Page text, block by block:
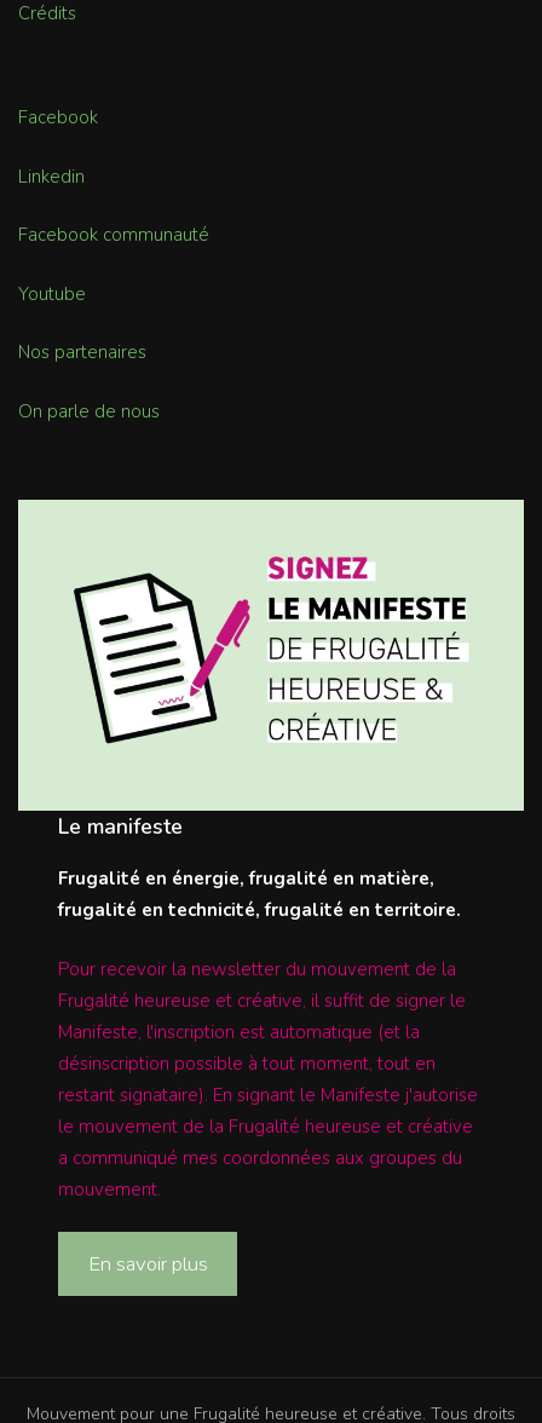
Crédits
Facebook
Linkedin
Facebook communauté
Youtube
Nos partenaires
On parle de nous
Le manifeste
Frugalité en énergie, frugalité en matière,
frugalité en technicité, frugalité en territoire.
Pour recevoir la newsletter du mouvement de la
Frugalité heureuse et créative, il suffit de signer le
Manifeste, l'inscription est automatique (et la
désinscription possible à tout moment, tout en
restant signataire). En signant le Manifeste j'autorise
le mouvement de la Frugalité heureuse et créative
a communiqué mes coordonnées aux groupes du
mouvement.
En savoir plus
Mouvement pour une Frugalité heureuse et créative. Tous droits